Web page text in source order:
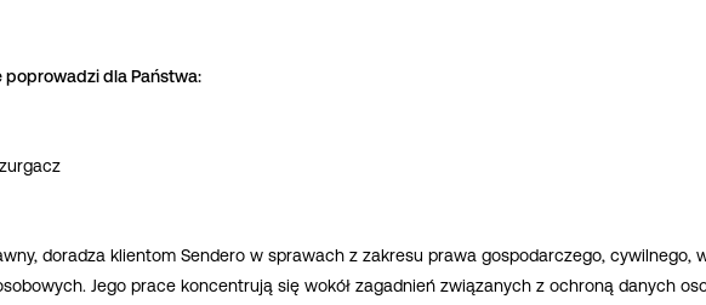
poprowadzi dla Państwa:
doradza klientom Sendero w sprawach z zakresu prawa gospodarczego, cywilnego,
Jego prace koncentrują się wokół zagadnień związanych z ochroną danych